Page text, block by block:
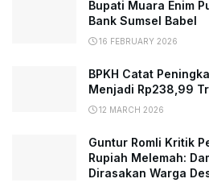
Bupati Muara Enim
Bank Sumsel Babel
16 FEBRUARY 2026
BPKH Catat
Menjadi Rp238,99
12 MARCH 2026
Guntur Romli Kritik
Rupiah Melemah:
Dirasakan Warga